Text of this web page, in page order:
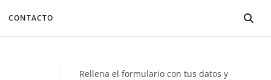
CONTACTO
Rellena el formulario con tus datos y